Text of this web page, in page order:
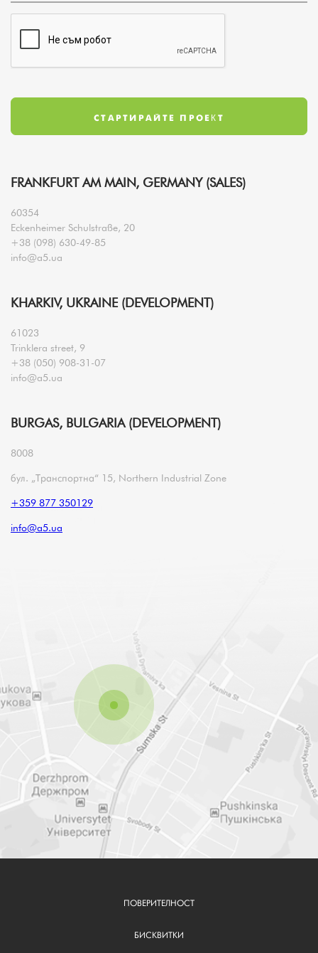
FRANKFURT AM MAIN, GERMANY (SALES)
60354
Eckenheimer Schulstraße, 20
+38 (098) 630-49-85
info@a5.ua
KHARKIV, UKRAINE (DEVELOPMENT)
61023
Trinklera street, 9
+38 (050) 908-31-07
info@a5.ua
BURGAS, BULGARIA (DEVELOPMENT)
8008
бул. „Транспортна“ 15, Northern Industrial Zone
+359 877 350129
info@a5.ua
ПОВЕРИТЕЛНОСТ
БИСКВИТКИ